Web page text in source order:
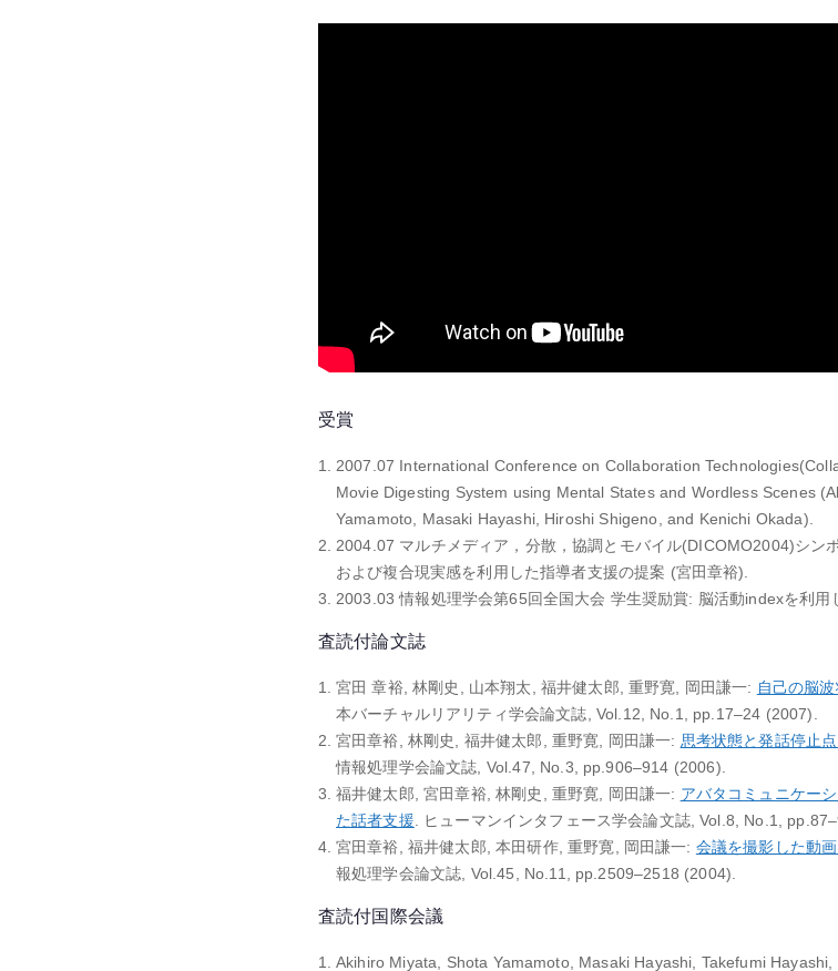
受賞
2007.07 International Conference on Collaboration
Movie Digesting System using Mental States and Wordless Scenes
Yamamoto, Masaki Hayashi, Hiroshi Shigeno, and Kenichi Okada).
2004.07 マルチメディア，分散，協調とモバイル(DICOMO2004)シン
および複合現実感を利用した指導者支援の提案 (宮田章裕).
2003.03 情報処理学会第65回全国大会 学生奨励賞: 脳活動indexを利
査読付論文誌
宮田 章裕, 林剛史, 山本翔太, 福井健太郎, 重野寛, 岡田謙一: 自己の脳
本バーチャルリアリティ学会論文誌, Vol.12, No.1, pp.17–24 (2007).
宮田章裕, 林剛史, 福井健太郎, 重野寛, 岡田謙一: 思考状態と発話停止
情報処理学会論文誌, Vol.47, No.3, pp.906–914 (2006).
福井健太郎, 宮田章裕, 林剛史, 重野寛, 岡田謙一: アバタコミュニケー
た話者支援. ヒューマンインタフェース学会論文誌, Vol.8, No.1,
宮田章裕, 福井健太郎, 本田研作, 重野寛, 岡田謙一: 会議を撮影した動
報処理学会論文誌, Vol.45, No.11, pp.2509–2518 (2004).
査読付国際会議
Akihiro Miyata, Shota Yamamoto, Masaki Hayashi, Takefumi